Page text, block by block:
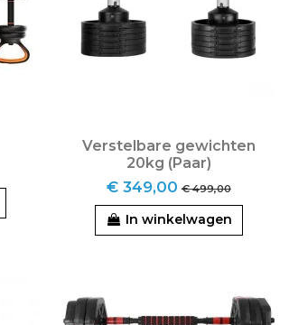
Verstelbare gewichten
20kg (Paar)
€ 349,00 € 499,00
In winkelwagen